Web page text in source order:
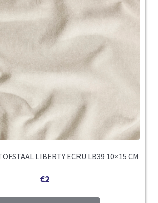
LIBERTY ECRU LB39 10×15 CM
€2